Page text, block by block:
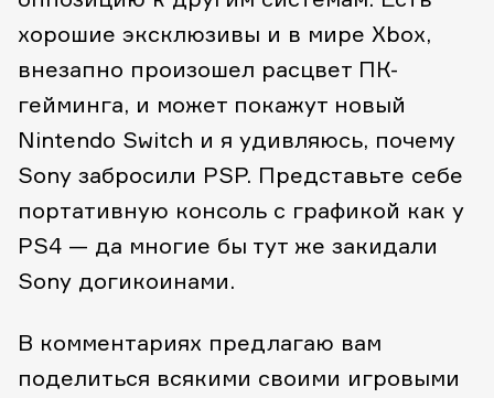
хорошие эксклюзивы и в мире Xbox,
внезапно произошел расцвет ПК-
гейминга, и может покажут новый
Nintendo Switch и я удивляюсь, почему
Sony забросили PSP. Представьте себе
портативную консоль с графикой как у
PS4 — да многие бы тут же закидали
Sony догикоинами.
В комментариях предлагаю вам
поделиться всякими своими игровыми